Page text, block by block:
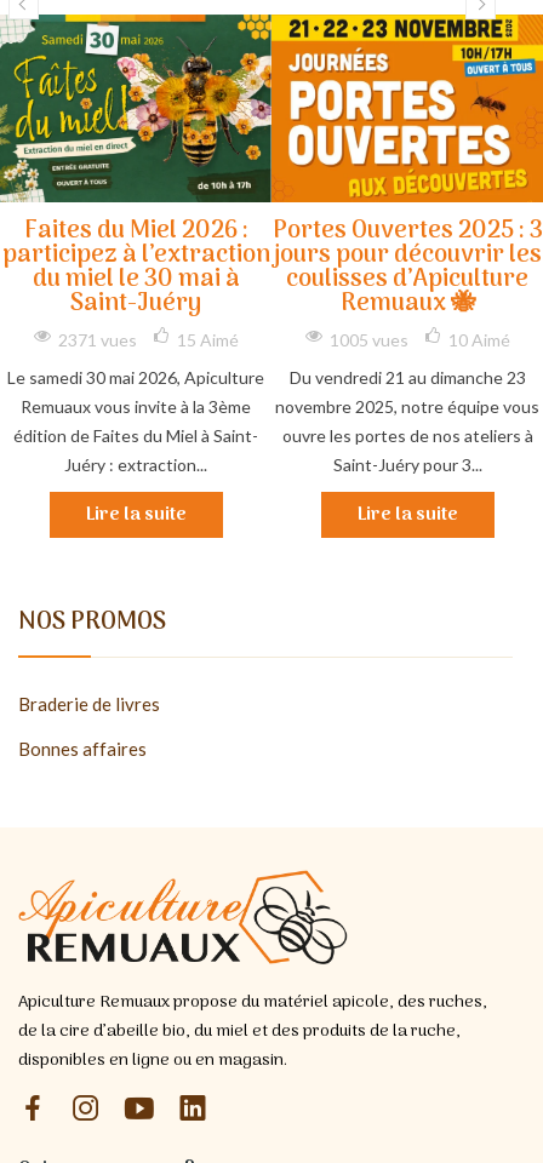
NOS PROMOS
Braderie de livres
Bonnes affaires
Faites du Miel 2026 :
participez à l’extraction
du miel le 30 mai à
Saint-Juéry
2371 vues 15 Aimé
Le samedi 30 mai 2026, Apiculture
Remuaux vous invite à la 3ème
édition de Faites du Miel à Saint-
Juéry : extraction...
Lire la suite
Portes Ouvertes 2025 : 3
jours pour découvrir les
coulisses d’Apiculture
Remuaux 🐝
1005 vues 10 Aimé
Du vendredi 21 au dimanche 23
novembre 2025, notre équipe vous
ouvre les portes de nos ateliers à
Saint-Juéry pour 3...
Lire la suite
Apiculture Remuaux propose du matériel apicole, des ruches,
de la cire d’abeille bio, du miel et des produits de la ruche,
disponibles en ligne ou en magasin.